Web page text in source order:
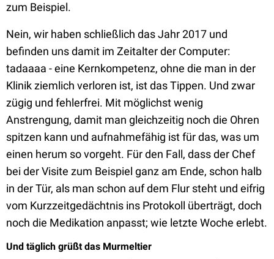
zum Beispiel.
Nein, wir haben schließlich das Jahr 2017 und
befinden uns damit im Zeitalter der Computer:
tadaaaa - eine Kernkompetenz, ohne die man in der
Klinik ziemlich verloren ist, ist das Tippen. Und zwar
zügig und fehlerfrei. Mit möglichst wenig
Anstrengung, damit man gleichzeitig noch die Ohren
spitzen kann und aufnahmefähig ist für das, was um
einen herum so vorgeht. Für den Fall, dass der Chef
bei der Visite zum Beispiel ganz am Ende, schon halb
in der Tür, als man schon auf dem Flur steht und eifrig
vom Kurzzeitgedächtnis ins Protokoll überträgt, doch
noch die Medikation anpasst; wie letzte Woche erlebt.
Und täglich grüßt das Murmeltier